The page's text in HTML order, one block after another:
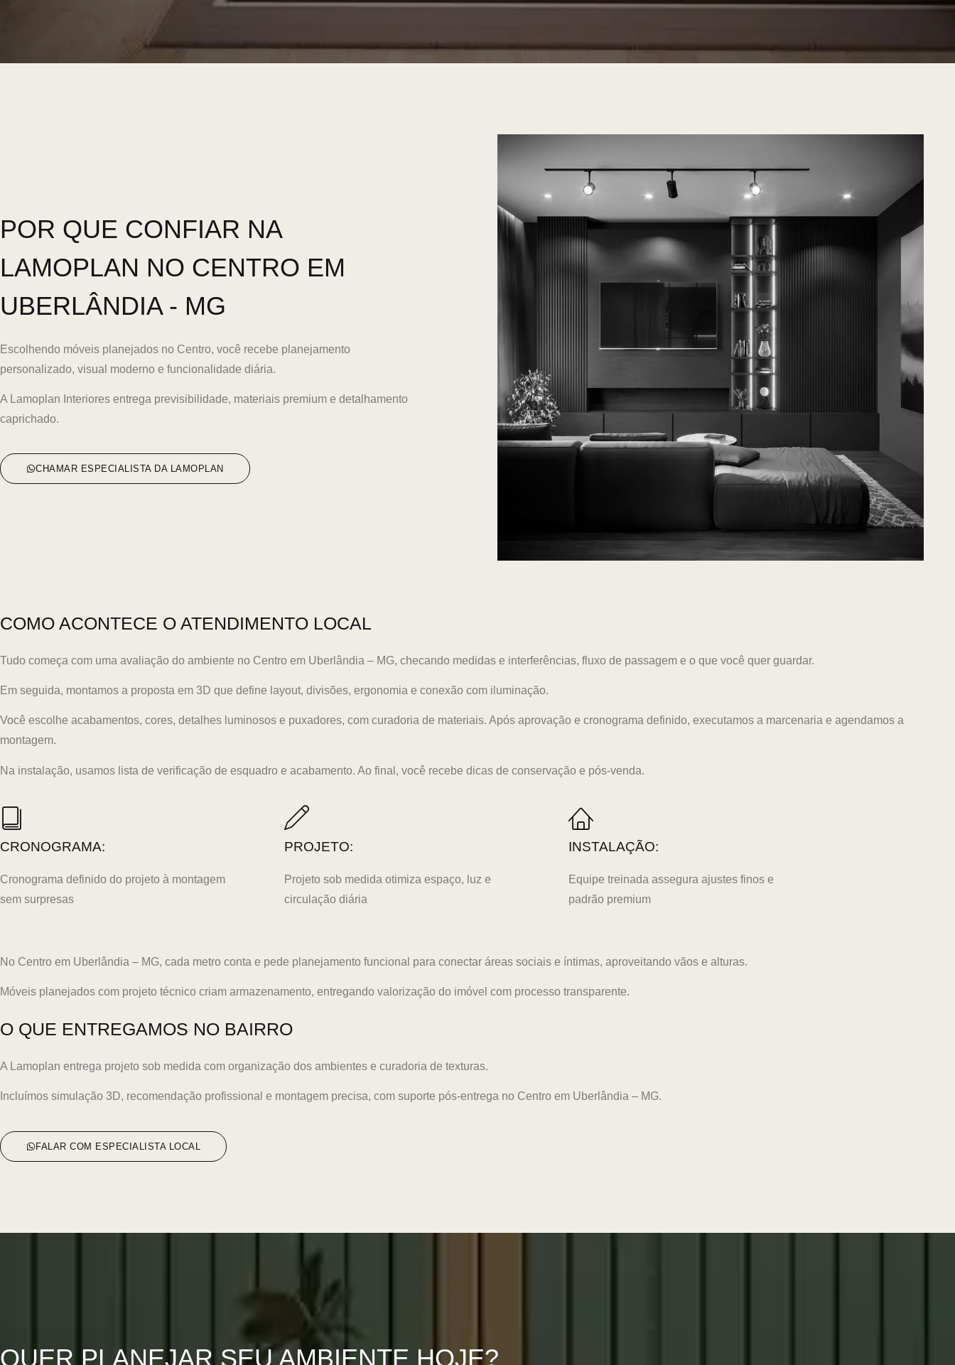
POR QUE CONFIAR NA
LAMOPLAN NO CENTRO EM
UBERLÂNDIA - MG
Escolhendo móveis planejados no Centro, você recebe planejamento
personalizado, visual moderno e funcionalidade diária.
A Lamoplan Interiores entrega previsibilidade, materiais premium e detalhamento
caprichado.
CHAMAR ESPECIALISTA DA LAMOPLAN
COMO ACONTECE O ATENDIMENTO LOCAL
Tudo começa com uma avaliação do ambiente no Centro em Uberlândia – MG, checando medidas e interferências, fluxo de passagem e o que você quer guardar.
Em seguida, montamos a proposta em 3D que define layout, divisões, ergonomia e conexão com iluminação.
Você escolhe acabamentos, cores, detalhes luminosos e puxadores, com curadoria de materiais. Após aprovação e cronograma definido, executamos a marcenaria e agendamos a
montagem.
Na instalação, usamos lista de verificação de esquadro e acabamento. Ao final, você recebe dicas de conservação e pós-venda.
CRONOGRAMA:
Cronograma definido do projeto à montagem
sem surpresas
PROJETO:
Projeto sob medida otimiza espaço, luz e
circulação diária
INSTALAÇÃO:
Equipe treinada assegura ajustes finos e
padrão premium
No Centro em Uberlândia – MG, cada metro conta e pede planejamento funcional para conectar áreas sociais e íntimas, aproveitando vãos e alturas.
Móveis planejados com projeto técnico criam armazenamento, entregando valorização do imóvel com processo transparente.
O QUE ENTREGAMOS NO BAIRRO
A Lamoplan entrega projeto sob medida com organização dos ambientes e curadoria de texturas.
Incluímos simulação 3D, recomendação profissional e montagem precisa, com suporte pós-entrega no Centro em Uberlândia – MG.
FALAR COM ESPECIALISTA LOCAL
QUER PLANEJAR SEU AMBIENTE HOJE?